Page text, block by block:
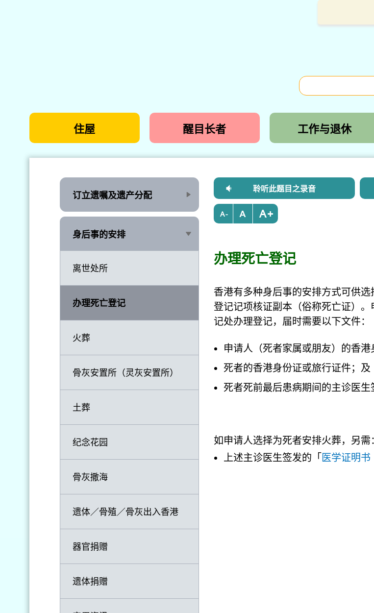
住屋 醒目长者 工作与退休
聆听此题目之录音
- +
办理死亡登记
香港有多种身后事的安排方式可供
登记记项核证副本（俗称死亡证）
记处办理登记，届时需要以下文件：
申请人（死者家属或朋友）的香港
死者的香港身份证或旅行证件；及
死者死前最后患病期间的主诊医生
如申请人选择为死者安排火葬，另需：
上述主诊医生签发的「 医学证明书
订立遗嘱及遗产分配
身后事的安排
遗体捐赠
器官捐赠
遗体／骨殖／骨灰出入香港
骨灰撒海
纪念花园
土葬
骨灰安置所（灵灰安置所）
火葬
办理死亡登记
离世处所